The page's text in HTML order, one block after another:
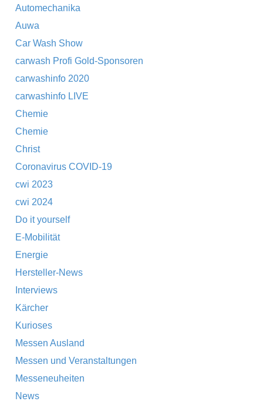
Automechanika
Auwa
Car Wash Show
carwash Profi Gold-Sponsoren
carwashinfo 2020
carwashinfo LIVE
Chemie
Chemie
Christ
Coronavirus COVID-19
cwi 2023
cwi 2024
Do it yourself
E-Mobilität
Energie
Hersteller-News
Interviews
Kärcher
Kurioses
Messen Ausland
Messen und Veranstaltungen
Messeneuheiten
News